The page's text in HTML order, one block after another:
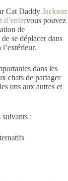
Cat Daddy Jackson
d’enfervous pouvez
de
se déplacer dans
dans les
chats de partager
uns aux autres et
: